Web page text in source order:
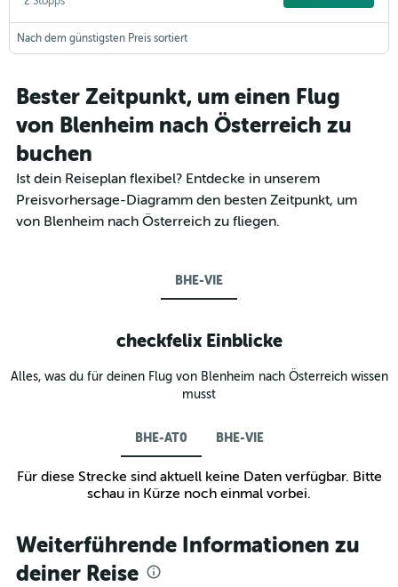
Nach dem günstigsten Preis sortiert
Bester Zeitpunkt, um einen Flug
von Blenheim nach Österreich zu
buchen
Ist dein Reiseplan flexibel? Entdecke in unserem
Preisvorhersage-Diagramm den besten Zeitpunkt, um
von Blenheim nach Österreich zu fliegen.
BHE-VIE
checkfelix Einblicke
Alles, was du für deinen Flug von Blenheim nach Österreich wissen
musst
BHE-AT0 BHE-VIE
Für diese Strecke sind aktuell keine Daten verfügbar. Bitte
schau in Kürze noch einmal vorbei.
Weiterführende Informationen zu
deiner Reise